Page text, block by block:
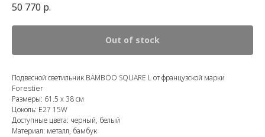
50 770 р.
Out of stock
Подвесной светильник BAMBOO SQUARE L от французской марки
Forestier
Размеры: 61.5 х 38 см
Цоколь: E27 15W
Доступные цвета: черный, белый
Материал: металл, бамбук